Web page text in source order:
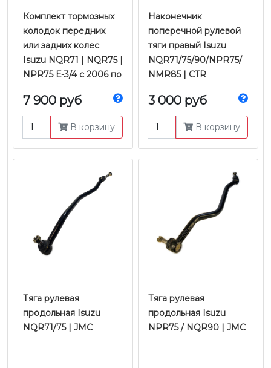
Комплект тормозных
колодок передних
или задних колес
Isuzu NQR71 | NQR75 |
NPR75 Е-3/4 с 2006 по
2018 гг. | CHM
7 900 руб
В корзину
Наконечник
поперечной рулевой
тяги правый Isuzu
NQR71/75/90/NPR75/
NMR85 | CTR
3 000 руб
В корзину
Тяга рулевая
продольная Isuzu
NQR71/75 | JMC
Тяга рулевая
продольная Isuzu
NPR75 / NQR90 | JMC